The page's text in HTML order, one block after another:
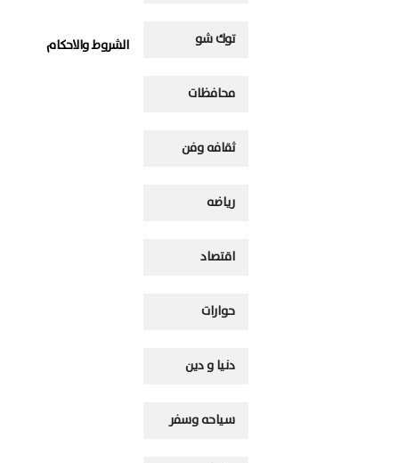
توك شو
محافظات
ثقافه وفن
رياضه
اقتصاد
حوارات
دنيا و دين
سياحه وسفر
الشروط والاحكام